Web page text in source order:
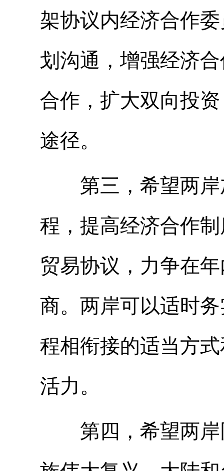
架协议内经济合作
划沟通，增强经济
合作，扩大双向投
途径。
第三，希望两岸
程，提高经济合作
贸易协议，力争在
商。两岸可以适时
程相衔接的适当方
活力。
第四，希望两岸